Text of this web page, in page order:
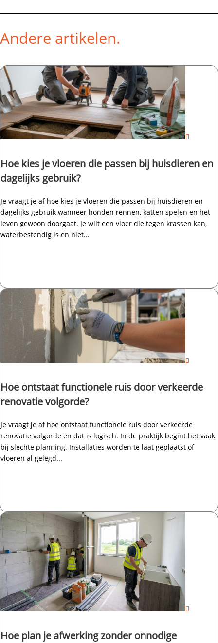
Andere artikelen.
Hoe kies je vloeren die passen bij huisdieren en
dagelijks gebruik?
Je vraagt je af hoe kies je vloeren die passen bij huisdieren en
dagelijks gebruik wanneer honden rennen, katten spelen en het
leven gewoon doorgaat.​ Je wilt een vloer die tegen krassen kan,
waterbestendig is en niet...
Hoe ontstaat functionele ruis door verkeerde
renovatie volgorde?
Je vraagt je af hoe ontstaat functionele ruis door verkeerde
renovatie volgorde en dat is logisch.​ In de praktijk begint het vaak
bij slechte planning.​ Installaties worden te laat geplaatst of
vloeren al gelegd...
Hoe plan je afwerking zonder onnodige